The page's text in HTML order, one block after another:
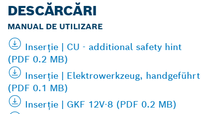
DESCĂRCĂRI
MANUAL DE UTILIZARE
Inserţie | CU - additional safety hint
(PDF 0.2 MB)
Inserţie | Elektrowerkzeug, handgeführt
(PDF 0.1 MB)
Inserţie | GKF 12V-8 (PDF 0.2 MB)